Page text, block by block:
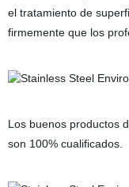
el tratamiento de
firmemente que los
Los buenos productos
son 100% cualificados.